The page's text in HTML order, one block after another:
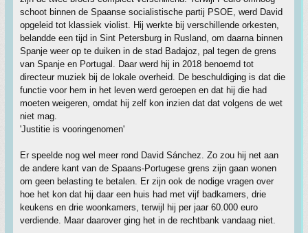
schoot binnen de Spaanse socialistische partij PSOE, werd David
opgeleid tot klassiek violist. Hij werkte bij verschillende orkesten,
belandde een tijd in Sint Petersburg in Rusland, om daarna binnen
Spanje weer op te duiken in de stad Badajoz, pal tegen de grens
van Spanje en Portugal. Daar werd hij in 2018 benoemd tot
directeur muziek bij de lokale overheid. De beschuldiging is dat die
functie voor hem in het leven werd geroepen en dat hij die had
moeten weigeren, omdat hij zelf kon inzien dat dat volgens de wet
niet mag.
'Justitie is vooringenomen'
Er speelde nog wel meer rond David Sánchez. Zo zou hij net aan
de andere kant van de Spaans-Portugese grens zijn gaan wonen
om geen belasting te betalen. Er zijn ook de nodige vragen over
hoe het kon dat hij daar een huis had met vijf badkamers, drie
keukens en drie woonkamers, terwijl hij per jaar 60.000 euro
verdiende. Maar daarover ging het in de rechtbank vandaag niet.